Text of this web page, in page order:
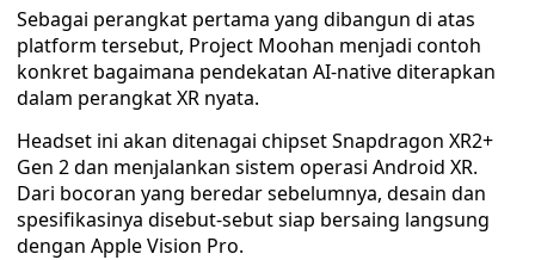
Sebagai perangkat pertama yang dibangun di atas
platform tersebut, Project Moohan menjadi contoh
konkret bagaimana pendekatan AI-native diterapkan
dalam perangkat XR nyata.
Headset ini akan ditenagai chipset Snapdragon XR2+
Gen 2 dan menjalankan sistem operasi Android XR.
Dari bocoran yang beredar sebelumnya, desain dan
spesifikasinya disebut-sebut siap bersaing langsung
dengan Apple Vision Pro.